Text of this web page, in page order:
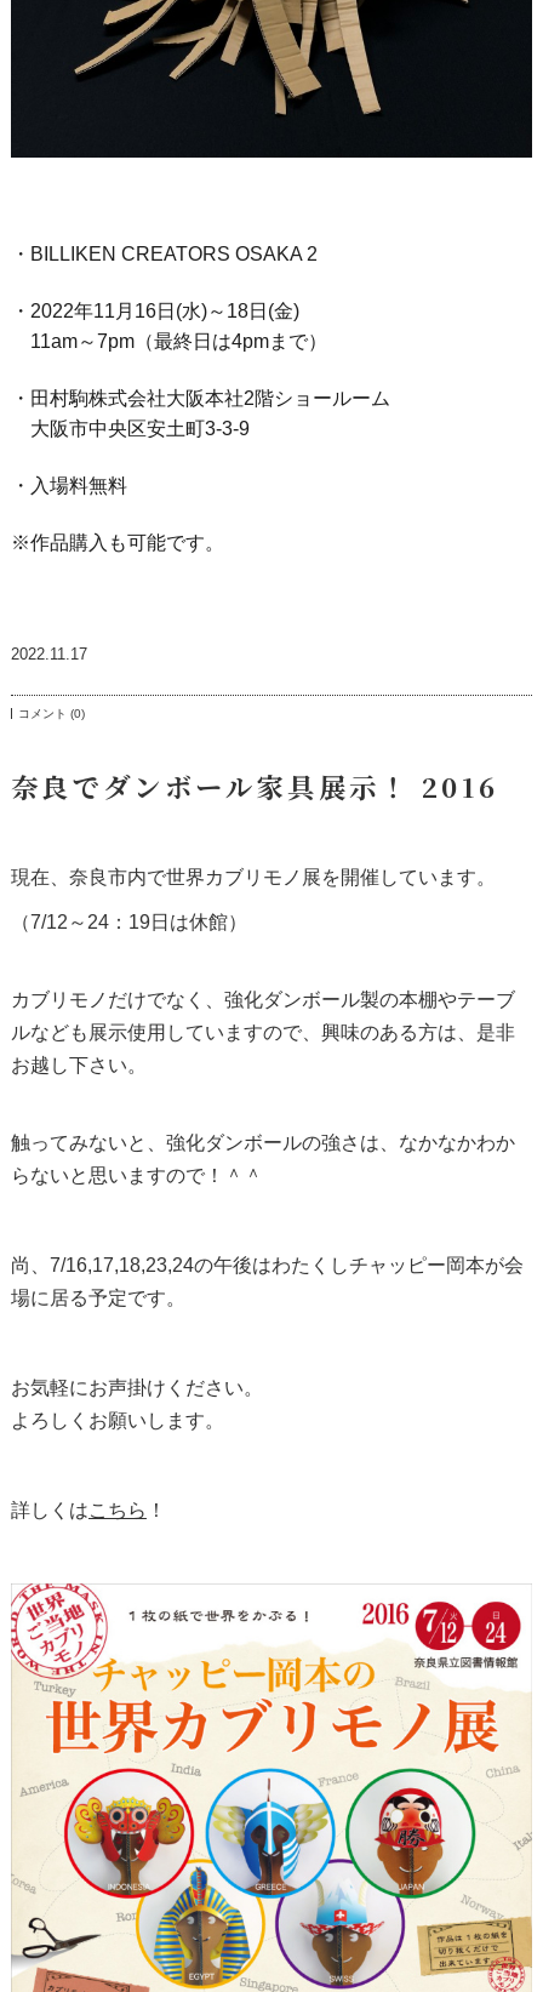
・BILLIKEN CREATORS OSAKA 2
・2022年11月16日(水)～18日(金)
11am～7pm（最終日は4pmまで）
・田村駒株式会社大阪本社2階ショールーム
大阪市中央区安土町3-3-9
・入場料無料
※作品購入も可能です。
2022.11.17
コメント (0)
奈良でダンボール家具展示！ 2016
現在、奈良市内で世界カブリモノ展を開催しています。
（7/12～24：19日は休館）
カブリモノだけでなく、強化ダンボール製の本棚やテーブ
ルなども展示使用していますので、興味のある方は、是非
お越し下さい。
触ってみないと、強化ダンボールの強さは、なかなかわか
らないと思いますので！＾＾
尚、7/16,17,18,23,24の午後はわたくしチャッピー岡本が会
場に居る予定です。
お気軽にお声掛けください。
よろしくお願いします。
詳しくはこちら ！